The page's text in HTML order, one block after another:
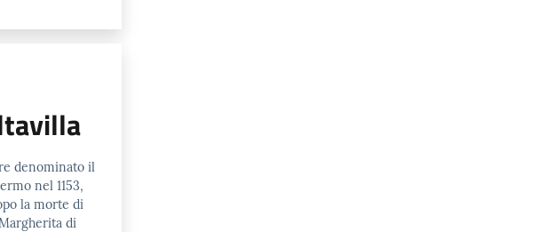
denominato il
nel 1153,
la morte di
di